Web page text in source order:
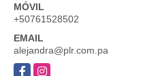
MÓVIL
+50761528502
EMAIL
alejandra@plr.com.pa
FacebookInstagram